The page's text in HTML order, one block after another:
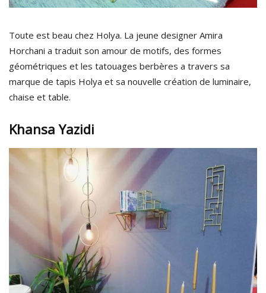
Toute est beau chez Holya. La jeune designer Amira
Horchani a traduit son amour de motifs, des formes
géométriques et les tatouages berbères a travers sa
marque de tapis Holya et sa nouvelle création de luminaire,
chaise et table.
Khansa Yazidi